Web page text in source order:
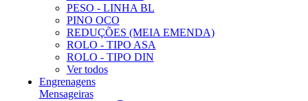
PESO - LINHA BL
PINO OCO
REDUÇÕES (MEIA EMENDA)
ROLO - TIPO ASA
ROLO - TIPO DIN
Ver todos
Engrenagens
Mensageiras